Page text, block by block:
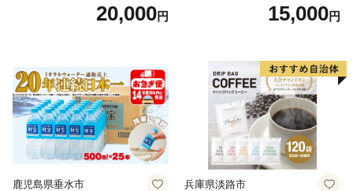
20,000円 15,000円
鹿児島県垂水市 兵庫県淡路市